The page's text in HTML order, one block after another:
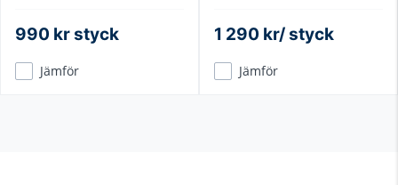
990 kr styck
Jämför
1 290 kr/ styck
Jämför